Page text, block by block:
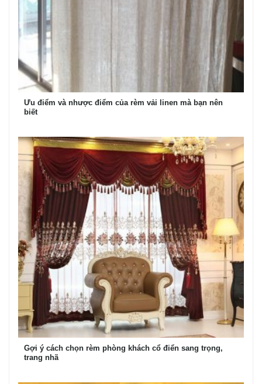
Ưu điểm và nhược điểm của rèm vải linen mà bạn nên
biết
Gợi ý cách chọn rèm phòng khách cổ điển sang trọng,
trang nhã